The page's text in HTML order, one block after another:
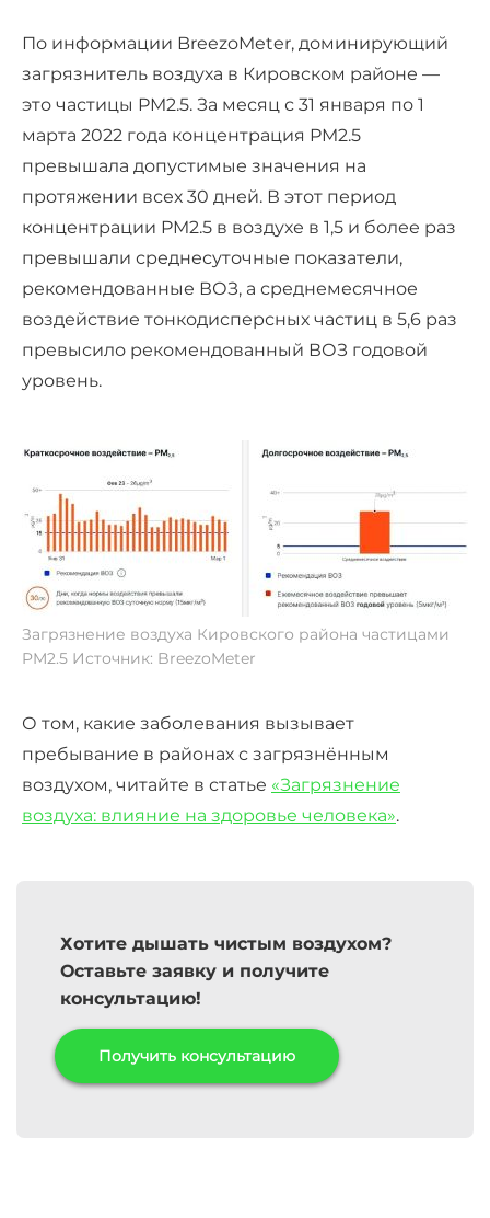
По информации BreezoMeter, доминирующий
загрязнитель воздуха в Кировском районе —
это частицы PM2.5. За месяц с 31 января по 1
марта 2022 года концентрация PM2.5
превышала допустимые значения на
протяжении всех 30 дней. В этот период
концентрации PM2.5 в воздухе в 1,5 и более раз
превышали среднесуточные показатели,
рекомендованные ВОЗ, а среднемесячное
воздействие тонкодисперсных частиц в 5,6 раз
превысило рекомендованный ВОЗ годовой
уровень.
Загрязнение воздуха Кировского района частицами
PM2.5 Источник: BreezoMeter
О том, какие заболевания вызывает
пребывание в районах с загрязнённым
воздухом, читайте в статье «Загрязнение
воздуха: влияние на здоровье человека».
Хотите дышать чистым воздухом?
Оставьте заявку и получите
консультацию!
Получить консультацию